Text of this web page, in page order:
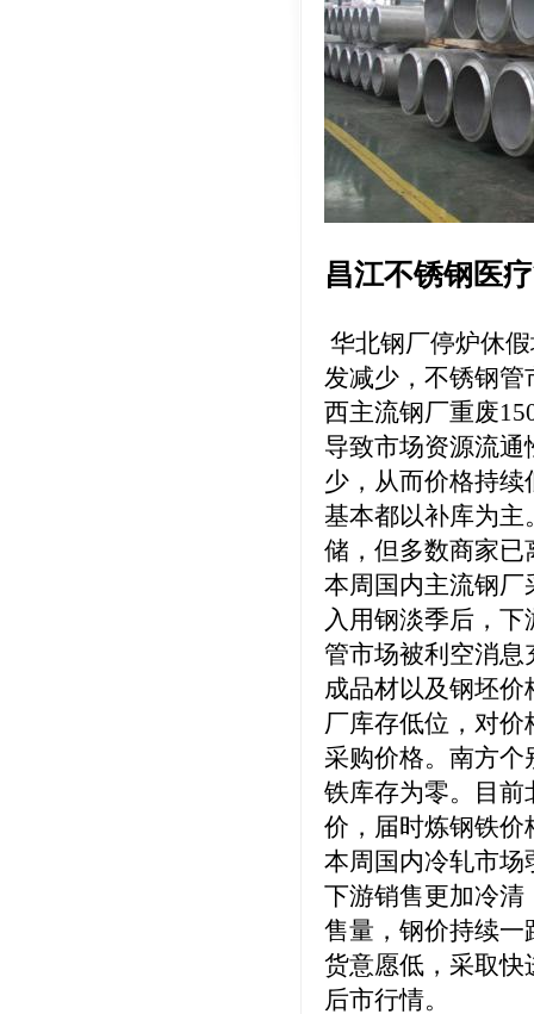
昌江不锈钢医
华北钢厂停炉休
发减少，不锈钢管
西主流钢厂重废
导致市场资源流
少，从而价格持
基本都以补库为主
储，但多数商家已
本周国内主流钢厂
入用钢淡季后，
管市场被利空消息
成品材以及钢坯
厂库存低位，对
采购价格。南方
铁库存为零。目前
价，届时炼钢铁价
本周国内冷轧市场
下游销售更加冷清
售量，钢价持续一
货意愿低，采取快
后市行情。